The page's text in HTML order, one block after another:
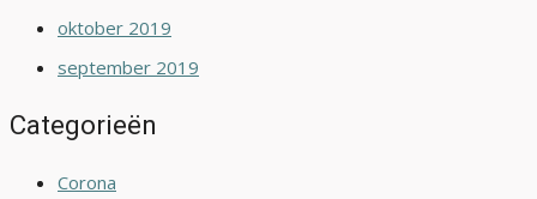
oktober 2019
september 2019
Categorieën
Corona